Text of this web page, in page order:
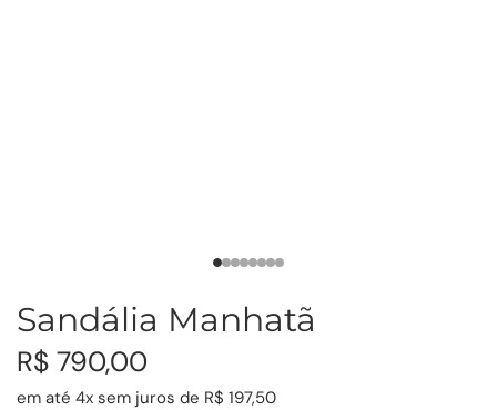
Sandália Manhatã
R$ 790,00
em até 4x sem juros de R$ 197,50